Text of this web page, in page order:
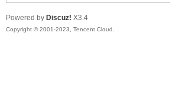
Powered by Discuz! X3.4
Copyright © 2001-2023, Tencent Cloud.